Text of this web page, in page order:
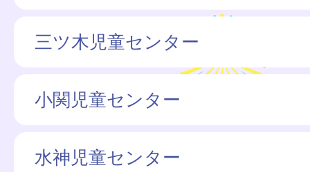
三ツ木児童センター
小関児童センター
水神児童センター